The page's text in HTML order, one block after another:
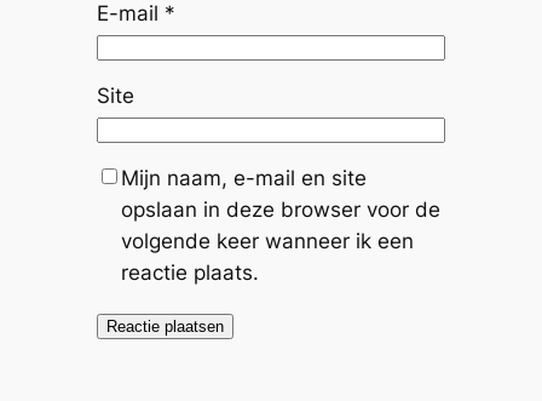
E-mail *
Site
Mijn naam, e-mail en site
opslaan in deze browser voor de
volgende keer wanneer ik een
reactie plaats.